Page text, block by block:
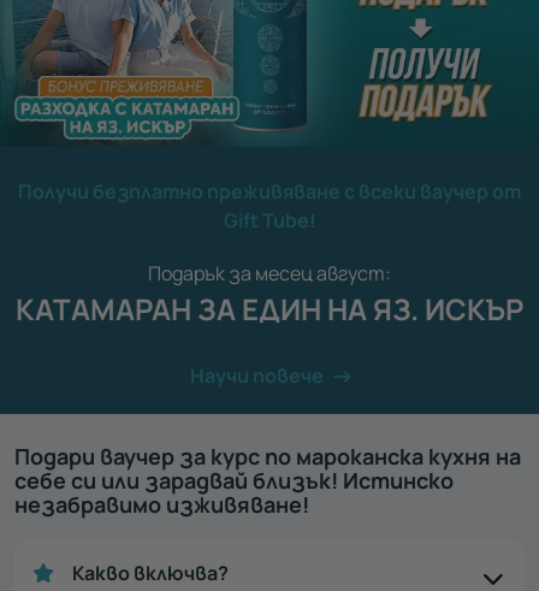
Получи безплатно преживяване с всеки ваучер от
Gift Tube!
Подарък за месец август:
КАТАМАРАН ЗА ЕДИН НА ЯЗ. ИСКЪР
Научи повече
Подари ваучер за курс по мароканска кухня на
себе си или зарадвай близък! Истинско
незабравимо изживяване!
Какво включва?